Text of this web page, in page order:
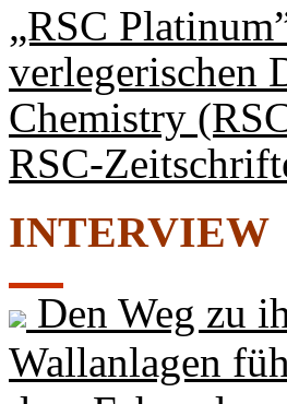
„RSC
verlegerischen
Chemistry
RSC-
INTERVIEW
Den Weg zu
Wallanlagen